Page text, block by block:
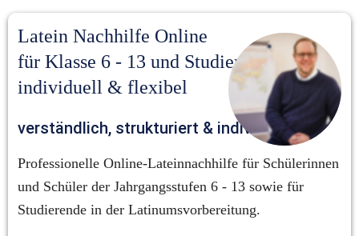
Latein Nachhilfe Online
für Klasse 6 - 13 und Studierende –
individuell & flexibel
verständlich, strukturiert & individuell
Professionelle Online-Lateinnachhilfe für Schülerinnen
und Schüler der Jahrgangsstufen 6 - 13 sowie für
Studierende in der Latinumsvorbereitung.